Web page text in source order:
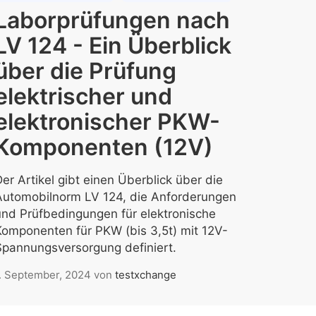
nach
124 - Ein Überblick
die Prüfung
und
PKW-
(12V)
Artikel gibt einen Überblick über die
LV 124, die Anforderungen
Prüfbedingungen für elektronische
für PKW (bis 3,5t) mit 12V-
definiert.
September, 2024 von testxchange